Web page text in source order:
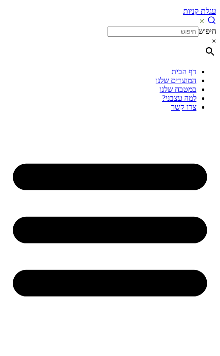
עגלת קניות
חיפוש
×
דף הבית
המוצרים שלנו
במטבח שלנו
למה עצבני?
צרו קשר